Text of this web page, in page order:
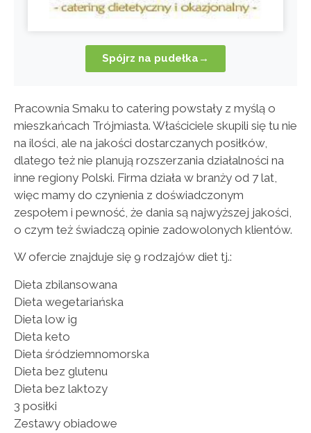
Spójrz na pudełka→
Pracownia Smaku to catering powstały z myślą o
mieszkańcach Trójmiasta. Właściciele skupili się tu nie
na ilości, ale na jakości dostarczanych posiłków,
dlatego też nie planują rozszerzania działalności na
inne regiony Polski. Firma działa w branży od 7 lat,
więc mamy do czynienia z doświadczonym
zespołem i pewność, że dania są najwyższej jakości,
o czym też świadczą opinie zadowolonych klientów.
W ofercie znajduje się 9 rodzajów diet tj.:
Dieta zbilansowana
Dieta wegetariańska
Dieta low ig
Dieta keto
Dieta śródziemnomorska
Dieta bez glutenu
Dieta bez laktozy
3 posiłki
Zestawy obiadowe